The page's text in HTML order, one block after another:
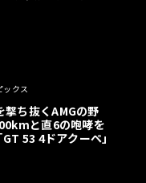
ックス
撃ち抜くAMGの野
と直6の咆哮を
53 4ドアクーペ」